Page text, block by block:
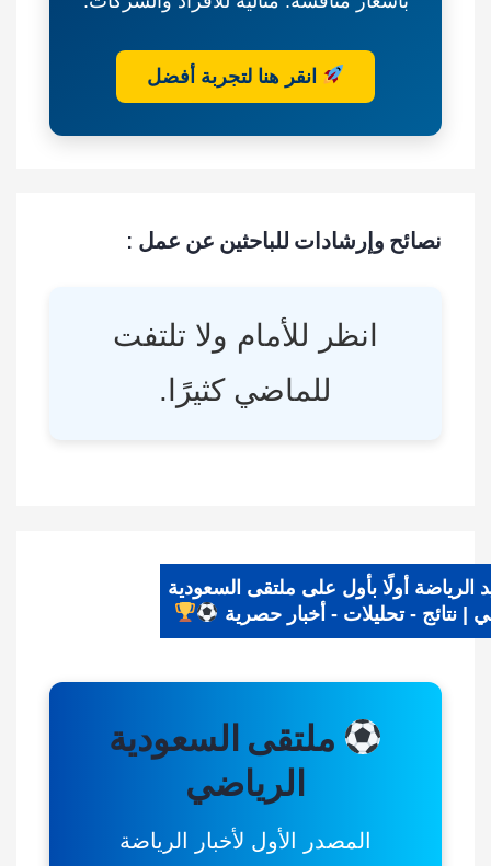
انقر هنا لتجربة أفضل
نصائح وإرشادات للباحثين عن عمل :
انظر للأمام ولا تلتفت
للماضي كثيرًا.
الرياضة أولًا بأول على ملتقى السعودية
| نتائج - تحليلات - أخبار حصرية
ملتقى السعودية
الرياضي
المصدر الأول لأخبار الرياضة